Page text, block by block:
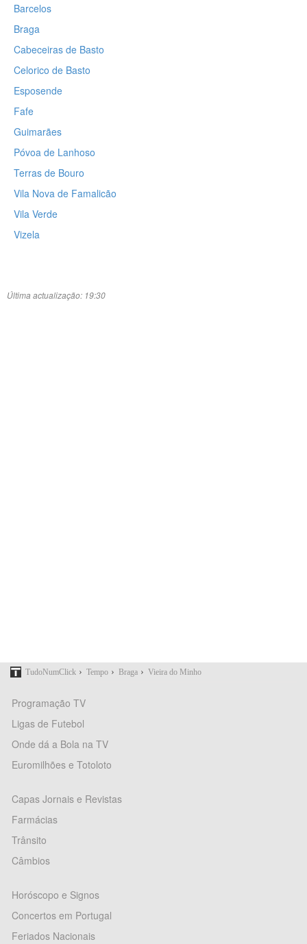
Barcelos
Braga
Cabeceiras de Basto
Celorico de Basto
Esposende
Fafe
Guimarães
Póvoa de Lanhoso
Terras de Bouro
Vila Nova de Famalicão
Vila Verde
Vizela
Última actualização: 19:30
TudoNumClick › Tempo › Braga › Vieira do Minho
Programação TV
Ligas de Futebol
Onde dá a Bola na TV
Euromilhões e Totoloto
Capas Jornais e Revistas
Farmácias
Trânsito
Câmbios
Horóscopo e Signos
Concertos em Portugal
Feriados Nacionais